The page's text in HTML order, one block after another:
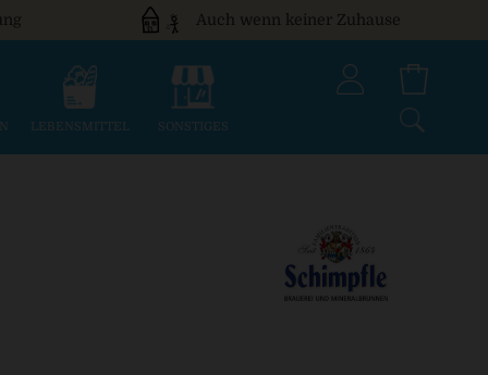
Auch wenn keiner Zuhause
LEBENSMITTEL SONSTIGES